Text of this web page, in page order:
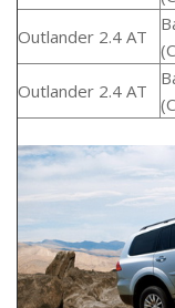
Outlander 2.4 AT
Outlander 2.4 AT